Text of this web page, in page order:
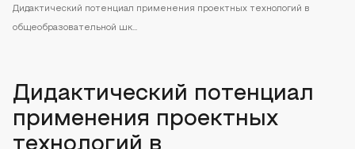
Дидактический потенциал применения проектных технологий в
общеобразовательной шк...
Дидактический потенциал
применения проектных